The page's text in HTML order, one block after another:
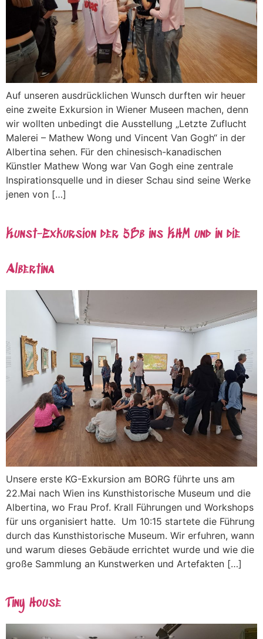
Auf unseren ausdrücklichen Wunsch durften wir heuer
eine zweite Exkursion in Wiener Museen machen, denn
wir wollten unbedingt die Ausstellung „Letzte Zuflucht
Malerei – Mathew Wong und Vincent Van Gogh“ in der
Albertina sehen. Für den chinesisch-kanadischen
Künstler Mathew Wong war Van Gogh eine zentrale
Inspirationsquelle und in dieser Schau sind seine Werke
jenen von […]
Kunst-Exkursion der 5Bb ins KHM und in die
Albertina
Unsere erste KG-Exkursion am BORG führte uns am
22.Mai nach Wien ins Kunsthistorische Museum und die
Albertina, wo Frau Prof. Krall Führungen und Workshops
für uns organisiert hatte. Um 10:15 startete die Führung
durch das Kunsthistorische Museum. Wir erfuhren, wann
und warum dieses Gebäude errichtet wurde und wie die
große Sammlung an Kunstwerken und Artefakten […]
Tiny House